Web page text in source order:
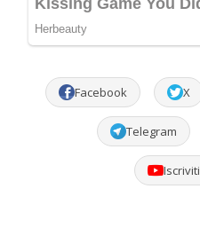
Facebook X
Telegram